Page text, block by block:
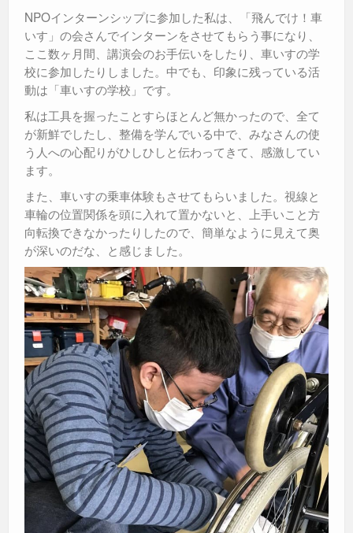
NPOインターンシップに参加した私は、「飛んでけ！車
いす」の会さんでインターンをさせてもらう事になり、
ここ数ヶ月間、講演会のお手伝いをしたり、車いすの学
校に参加したりしました。中でも、印象に残っている活
動は「車いすの学校」です。
私は工具を握ったことすらほとんど無かったので、全て
が新鮮でしたし、整備を学んでいる中で、みなさんの使
う人への心配りがひしひしと伝わってきて、感激してい
ます。
また、車いすの乗車体験もさせてもらいました。視線と
車輪の位置関係を頭に入れて置かないと、上手いこと方
向転換できなかったりしたので、簡単なように見えて奥
が深いのだな、と感じました。